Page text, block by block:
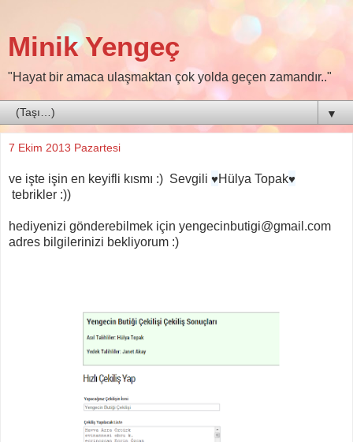
Minik Yengeç
"Hayat bir amaca ulaşmaktan çok yolda geçen zamandır.."
▼
7 Ekim 2013 Pazartesi
ve işte işin en keyifli kısmı :) Sevgili ♥Hülya Topak♥
tebrikler :))
hediyenizi gönderebilmek için yengecinbutigi@gmail.com
adres bilgilerinizi bekliyorum :)